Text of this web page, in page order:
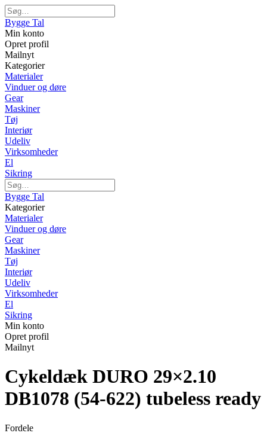
Bygge Tal
Min konto
Opret profil
Mailnyt
Kategorier
Materialer
Vinduer og døre
Gear
Maskiner
Tøj
Interiør
Udeliv
Virksomheder
El
Sikring
Bygge Tal
Kategorier
Materialer
Vinduer og døre
Gear
Maskiner
Tøj
Interiør
Udeliv
Virksomheder
El
Sikring
Min konto
Opret profil
Mailnyt
Cykeldæk DURO 29×2.10
DB1078 (54-622) tubeless ready
Fordele